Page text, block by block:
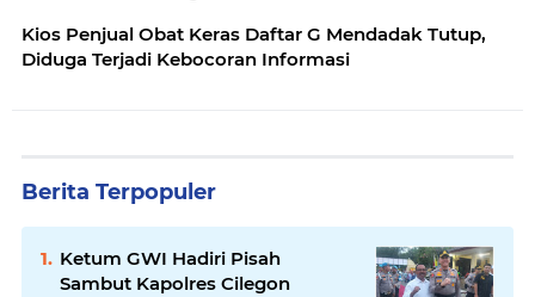
Kios Penjual Obat Keras Daftar G Mendadak Tutup,
Diduga Terjadi Kebocoran Informasi
Berita Terpopuler
Ketum GWI Hadiri Pisah
Sambut Kapolres Cilegon